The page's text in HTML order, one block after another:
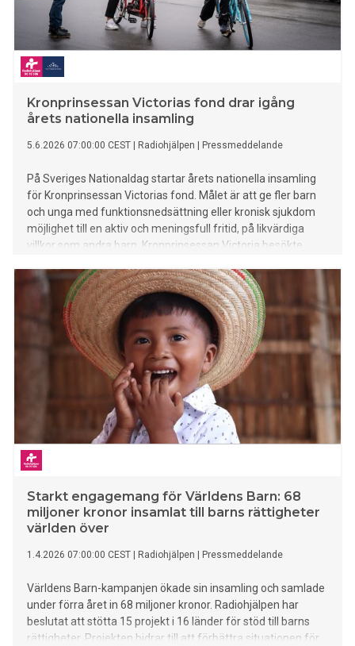
Kronprinsessan Victorias fond drar igång
årets nationella insamling
5.6.2026 07:00:00 CEST Radiohjälpen Pressmeddelande
På Sveriges Nationaldag startar årets nationella insamling
för Kronprinsessan Victorias fond. Målet är att ge fler barn
och unga med funktionsnedsättning eller kronisk sjukdom
möjlighet till en aktiv och meningsfull fritid, på likvärdiga
villkor som andra barn. Kronprinsessan Victoria besökte
Starkt engagemang för Världens Barn: 68
miljoner kronor insamlat till barns rättigheter
världen över
1.4.2026 07:00:00 CEST Radiohjälpen Pressmeddelande
Världens Barn-kampanjen ökade sin insamling och samlade
under förra året in 68 miljoner kronor. Radiohjälpen har
beslutat att stötta 15 projekt i 16 länder för stöd till barns
rättigheter. Projekten bidrar till att förbättra situationen för